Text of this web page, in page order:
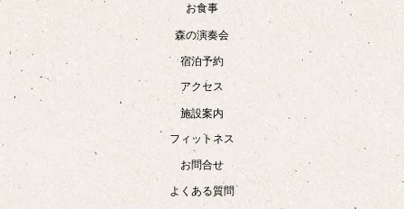
お食事
森の演奏会
宿泊予約
アクセス
施設案内
フィットネス
お問合せ
よくある質問